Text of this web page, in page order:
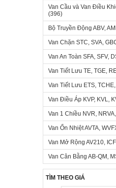
Van Cầu và Van Điều
(396)
Bộ Truyền Động ABV,
Van Chặn STC, SVA,
Van An Toàn SFA, SFV,
Van Tiết Lưu TE, TGE,
Van Tiết Lưu ETS,
Van Điều Áp KVP, KVL,
Van 1 Chiều NVR,
Van Ổn Nhiệt AVTA,
Van Mở Rộng AV210, ICF
Van Cân Bằng AB-QM,
TÌM THEO GIÁ